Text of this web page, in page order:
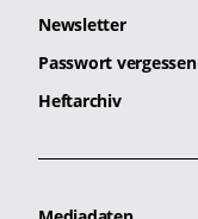
Newsletter
Passwort vergessen
Heftarchiv